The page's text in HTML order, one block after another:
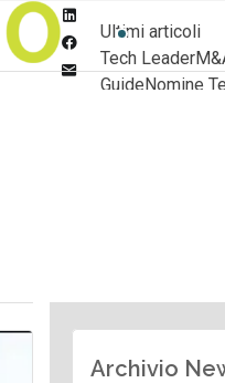
Facebook
Email
Ultimi articoli
Tech Leader
GuideNomine
Archivio